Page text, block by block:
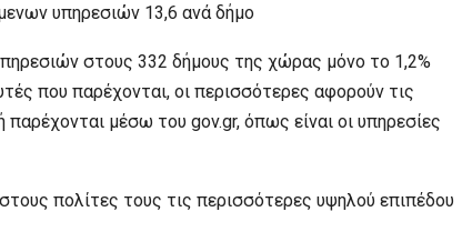
υπηρεσιών 13,6 ανά δήμο
στους 332 δήμους της χώρας μόνο το 1,2%
που παρέχονται, οι περισσότερες αφορούν τις
μέσω του gov.gr, όπως είναι οι υπηρεσίες
πολίτες τους τις περισσότερες υψηλού επιπέδου